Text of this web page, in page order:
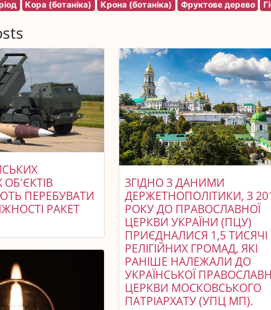
Кора (ботаніка) Крона (ботаніка) Фруктове дерево
ОБ'ЄКТІВ
ПЕРЕБУВАТИ
РАКЕТ
ЗГІДНО З ДАНИМИ
ДЕРЖЕТНОПОЛІТИКИ, З
РОКУ ДО ПРАВОСЛАВНОЇ
ЦЕРКВИ УКРАЇНИ (ПЦУ)
ПРИЄДНАЛИСЯ 1,5 ТИСЯЧІ
РЕЛІГІЙНИХ ГРОМАД, ЯКІ
РАНІШЕ НАЛЕЖАЛИ ДО
УКРАЇНСЬКОЇ
ЦЕРКВИ МОСКОВСЬКОГО
ПАТРІАРХАТУ (УПЦ МП).